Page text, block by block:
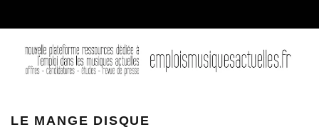
LE MANGE DISQUE